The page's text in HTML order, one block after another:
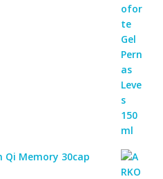
Qi Memory 30cap